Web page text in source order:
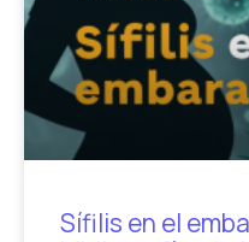
Sífilis en el